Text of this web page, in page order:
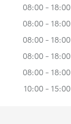
08:00 - 18:00
08:00 - 18:00
08:00 - 18:00
08:00 - 18:00
08:00 - 18:00
10:00 - 15:00